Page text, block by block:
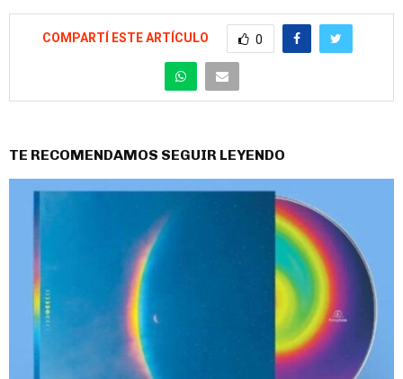
COMPARTÍ ESTE ARTÍCULO 0
TE RECOMENDAMOS SEGUIR LEYENDO